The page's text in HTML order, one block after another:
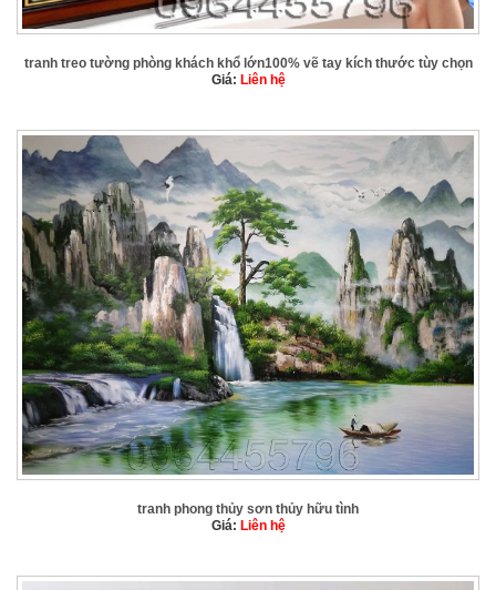
tranh treo tường phòng khách khổ lớn100% vẽ tay kích thước tùy chọn
Giá: Liên hệ
tranh phong thủy sơn thủy hữu tình
Giá: Liên hệ